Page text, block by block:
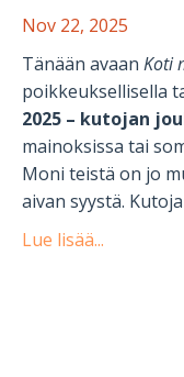
Nov 22, 2025
Tänään avaan Koti
poikkeuksellisella
2025 – kutojan
mainoksissa tai
Moni teistä on jo
aivan syystä.
Lue lisää...